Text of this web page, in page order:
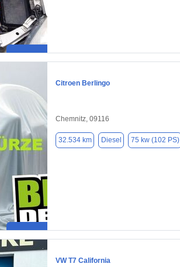
Citroen Berlingo
Chemnitz, 09116
32.534 km Diesel 75 kw (102 PS)
VW T7 California